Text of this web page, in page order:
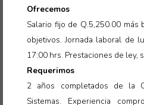
Ofrecemos
Salario fijo de Q.5,250.00
objetivos. Jornada laboral de
17:00 hrs. Prestaciones de ley,
Requerimos
2 años completados de la
Sistemas. Experiencia